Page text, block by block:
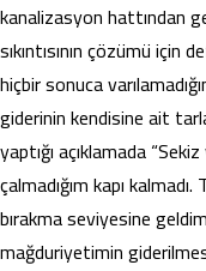
kanalizasyon hattından
sıkıntısının çözümü
hiçbir sonuca
giderinin kendisine ait
yaptığı açıklamada
çalmadığım kapı
bırakma seviyesine
mağduriyetimin